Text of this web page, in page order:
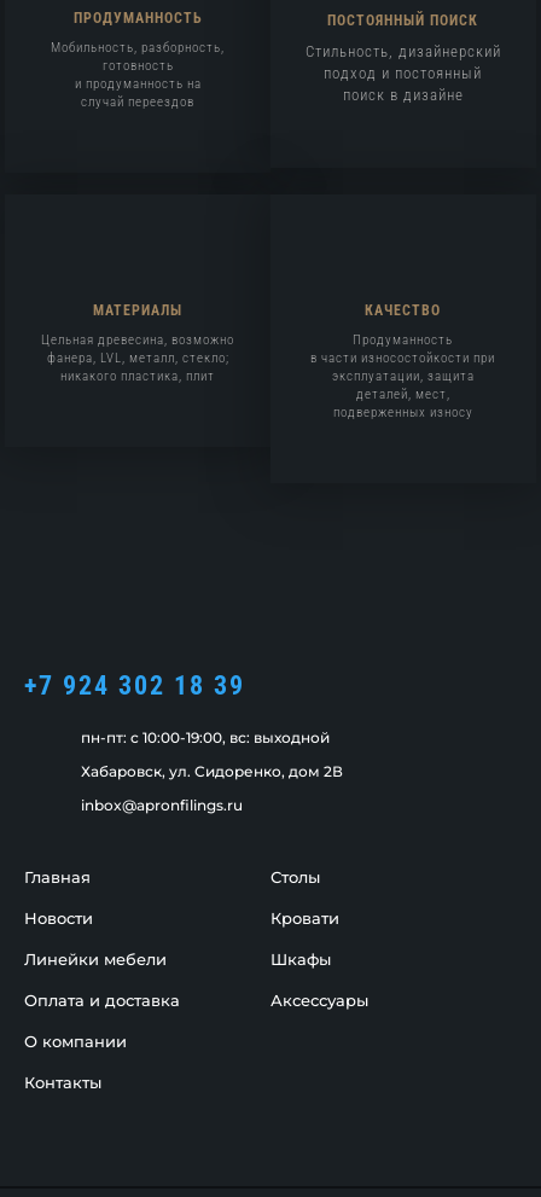
ПРОДУМАННОСТЬ
Мобильность, разборность,
готовность
и продуманность на
случай переездов
ПОСТОЯННЫЙ ПОИСК
Стильность, дизайнерский
подход и постоянный
поиск в дизайне
МАТЕРИАЛЫ
Цельная древесина, возможно
фанера, LVL, металл, стекло;
никакого пластика, плит
КАЧЕСТВО
Продуманность
в части износостойкости при
эксплуатации, защита
деталей, мест,
подверженных износу
+7 924 302 18 39
пн-пт: c 10:00-19:00, вс: выходной
Хабаровск, ул. Сидоренко, дом 2В
inbox@apronfilings.ru
Главная
Новости
Линейки мебели
Оплата и доставка
О компании
Контакты
Столы
Кровати
Шкафы
Аксессуары